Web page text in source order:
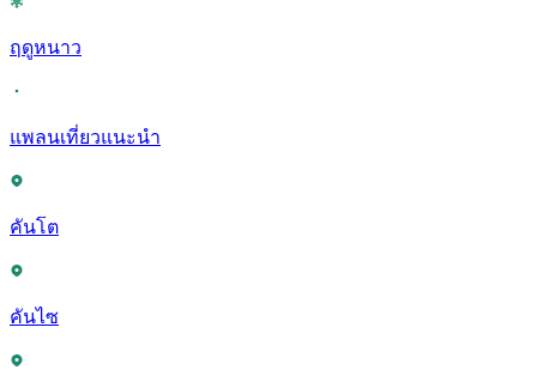
ฤดูหนาว
แพลนเที่ยวแนะนำ
คันโต
คันไซ